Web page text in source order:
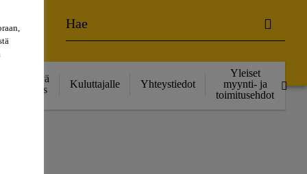
Kestävä
kehitys
Kuluttajalle Yhteystiedot
Yleiset
myynti- ja
toimitusehdot